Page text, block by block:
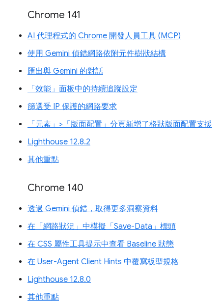
Chrome 141
AI 代理程式的 Chrome 開發人員工具 (MCP)
使用 Gemini 偵錯網路依附元件樹狀結構
匯出與 Gemini 的對話
「效能」面板中的持續追蹤設定
篩選受 IP 保護的網路要求
「元素」>「版面配置」分頁新增了格狀版面配置支援
Lighthouse 12.8.2
其他重點
Chrome 140
透過 Gemini 偵錯，取得更多洞察資料
在「網路狀況」中模擬「Save-Data」標頭
在 CSS 屬性工具提示中查看 Baseline 狀態
在 User-Agent Client Hints 中覆寫板型規格
Lighthouse 12.8.0
其他重點